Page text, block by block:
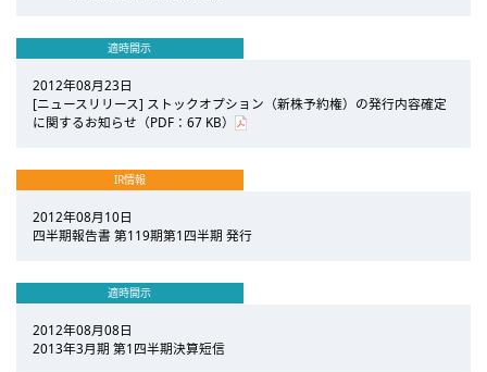
適時開示
2012年08月23日
[ニュースリリース] ストックオプション（新株予約権）の発行内容確定
に関するお知らせ（PDF：67 KB）
IR情報
2012年08月10日
四半期報告書 第119期第1四半期 発行
適時開示
2012年08月08日
2013年3月期 第1四半期決算短信